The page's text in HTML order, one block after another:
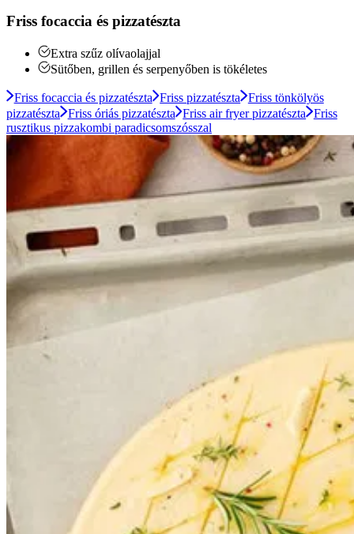
Friss focaccia és pizzatészta
Extra szűz olívaolajjal
Sütőben, grillen és serpenyőben is tökéletes
Friss focaccia és pizzatészta Friss pizzatészta Friss tönkölyös
pizzatészta
Friss óriás pizzatészta Friss air fryer pizzatészta Friss
rusztikus pizzakombi paradicsomszósszal